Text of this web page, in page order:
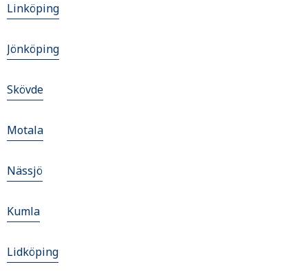
Linköping
Jönköping
Skövde
Motala
Nässjö
Kumla
Lidköping